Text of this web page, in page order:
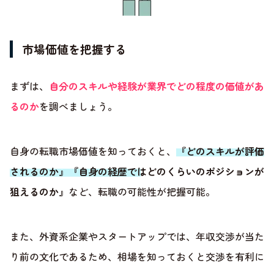
市場価値を把握する
まずは、
自分のスキルや経験が業界でどの程度の価値があ
るのかを調べましょう。
自身の転職市場価値を知っておくと、 『どのスキルが評価
されるのか』『自身の経歴ではどのくらいのポジションが
狙えるのか』 など、転職の可能性が把握可能。
また、外資系企業やスタートアップでは、年収交渉が当た
り前の文化であるため、相場を知っておくと交渉を有利に